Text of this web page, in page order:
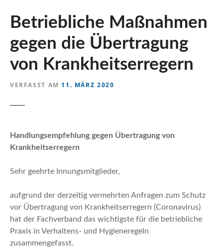
Betriebliche Maßnahmen
gegen die Übertragung
von Krankheitserregern
VERFASST AM 11. MÄRZ 2020
Handlungsempfehlung gegen Übertragung von
Krankheitserregern
Sehr geehrte Innungsmitglieder,
aufgrund der derzeitig vermehrten Anfragen zum Schutz
vor Übertragung von Krankheitserregern (Coronavirus)
hat der Fachverband das wichtigste für die betriebliche
Praxis in Verhaltens- und Hygieneregeln
zusammengefasst.